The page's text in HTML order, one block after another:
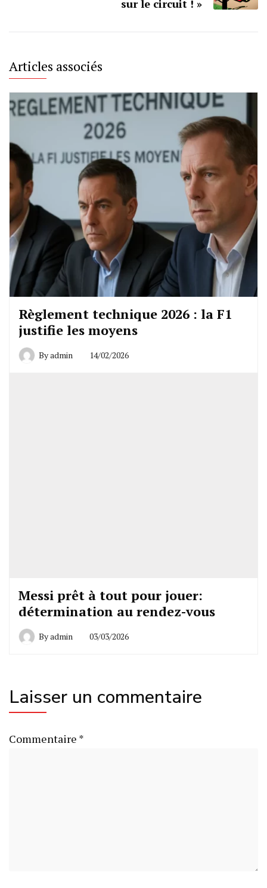
sur le circuit ! »
Articles associés
Règlement technique 2026 : la F1
justifie les moyens
Byadmin 14/02/2026
Messi prêt à tout pour jouer:
détermination au rendez-vous
Byadmin 03/03/2026
Laisser un commentaire
Commentaire *